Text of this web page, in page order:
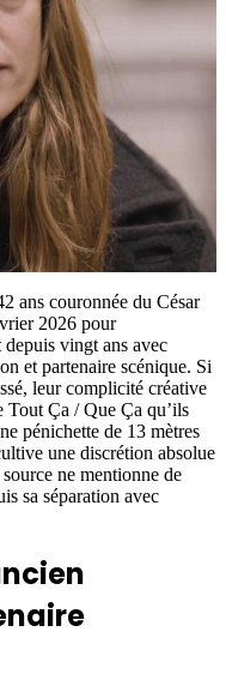
ans couronnée du César
2026 pour
vingt ans avec
et partenaire scénique. Si
leur complicité créative
Tout Ça / Que Ça qu’ils
pénichette de 13 mètres
une discrétion absolue
ne mentionne de
sa séparation avec